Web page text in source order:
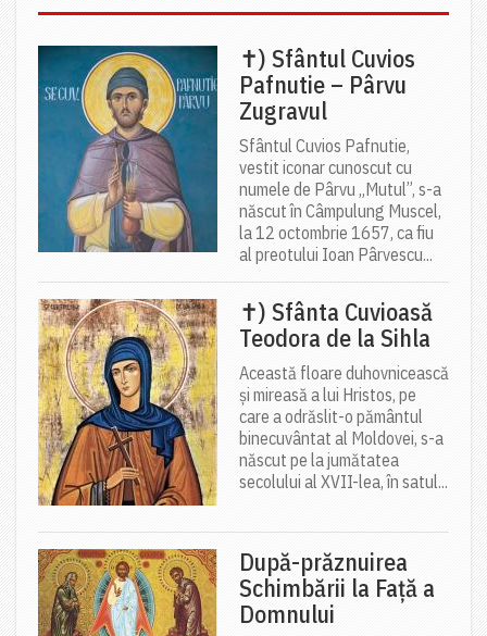
✝) Sfântul Cuvios
Pafnutie – Pârvu
Zugravul
Sfântul Cuvios Pafnutie,
vestit iconar cunoscut cu
numele de Pârvu „Mutul”, s-a
născut în Câmpulung Muscel,
la 12 octombrie 1657, ca fiu
al preotului Ioan Pârvescu...
✝) Sfânta Cuvioasă
Teodora de la Sihla
Această floare duhovnicească
și mireasă a lui Hristos, pe
care a odrăslit-o pământul
binecuvântat al Moldovei, s-a
născut pe la jumătatea
secolului al XVII-lea, în satul...
După-prăznuirea
Schimbării la Față a
Domnului